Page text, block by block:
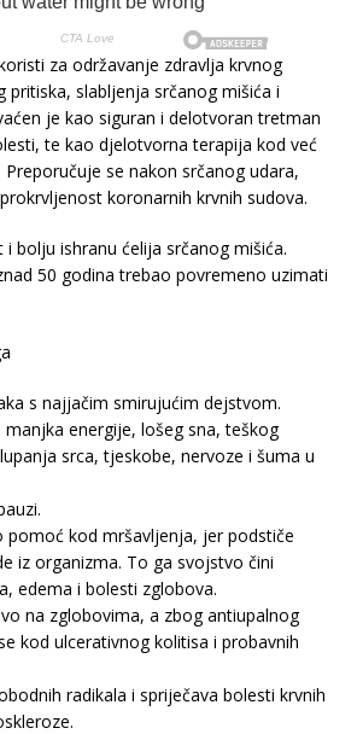
za održavanje zdravlja krvnog
pritiska, slabljenja srčanog mišića i
je kao siguran i delotvoran tretman
te kao djelotvorna terapija kod već
se nakon srčanog udara,
koronarnih krvnih sudova.
bolju ishranu ćelija srčanog mišića.
50 godina trebao povremeno uzimati
s najjačim smirujućim dejstvom.
energije, lošeg sna, teškog
srca, tjeskobe, nervoze i šuma u
pomoć kod mršavljenja, jer podstiče
iz organizma. To ga svojstvo čini
edema i bolesti zglobova.
na zglobovima, a zbog antiupalnog
kod ulcerativnog kolitisa i probavnih
radikala i spriječava bolesti krvnih